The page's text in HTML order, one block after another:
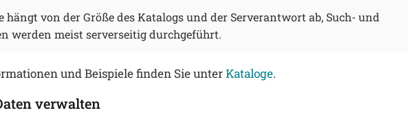
hängt von der Größe des Katalogs und der Serverantwort ab, Such- und
werden meist serverseitig durchgeführt.
und Beispiele finden Sie unterKataloge.
verwalten